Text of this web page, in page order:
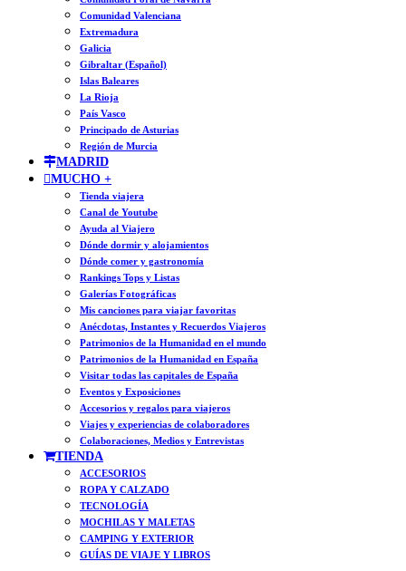
Comunidad Valenciana
Extremadura
Galicia
Gibraltar (Español)
Islas Baleares
La Rioja
País Vasco
Principado de Asturias
Región de Murcia
MADRID
MUCHO +
Tienda viajera
Canal de Youtube
Ayuda al Viajero
Dónde dormir y alojamientos
Dónde comer y gastronomía
Rankings Tops y Listas
Galerías Fotográficas
Mis canciones para viajar favoritas
Anécdotas, Instantes y Recuerdos Viajeros
Patrimonios de la Humanidad en el mundo
Patrimonios de la Humanidad en España
Visitar todas las capitales de España
Eventos y Exposiciones
Accesorios y regalos para viajeros
Viajes y experiencias de colaboradores
Colaboraciones, Medios y Entrevistas
TIENDA
ACCESORIOS
ROPA Y CALZADO
TECNOLOGÍA
MOCHILAS Y MALETAS
CAMPING Y EXTERIOR
GUÍAS DE VIAJE Y LIBROS